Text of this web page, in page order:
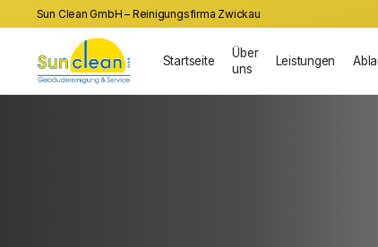
Sun Clean GmbH – Reinigungsfirma Zwickau
Startseite
Über
uns
Leistungen